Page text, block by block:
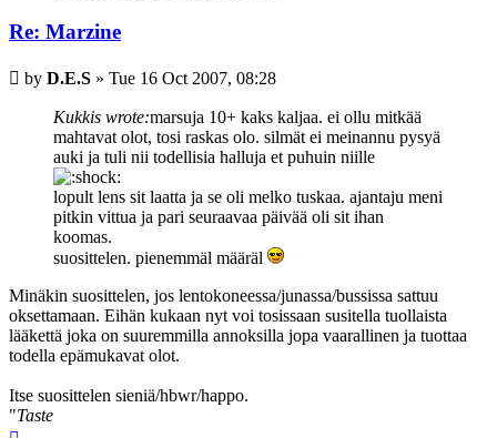
Re: Marzine
Post
by D.E.S » Tue 16 Oct 2007, 08:28
Kukkis wrote:marsuja 10+ kaks kaljaa. ei ollu mitkää
mahtavat olot, tosi raskas olo. silmät ei meinannu pysyä
auki ja tuli nii todellisia halluja et puhuin niille
lopult lens sit laatta ja se oli melko tuskaa. ajantaju meni
pitkin vittua ja pari seuraavaa päivää oli sit ihan
koomas.
suosittelen. pienemmäl määräl
Minäkin suosittelen, jos lentokoneessa/junassa/bussissa sattuu
oksettamaan. Eihän kukaan nyt voi tosissaan susitella tuollaista
lääkettä joka on suuremmilla annoksilla jopa vaarallinen ja tuottaa
todella epämukavat olot.
Itse suosittelen sieniä/hbwr/happo.
"Taste